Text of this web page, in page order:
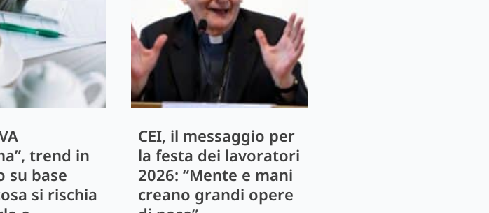
trend in
su base
si rischia
CEI, il messaggio per
la festa dei lavoratori
2026: “Mente e mani
creano grandi opere